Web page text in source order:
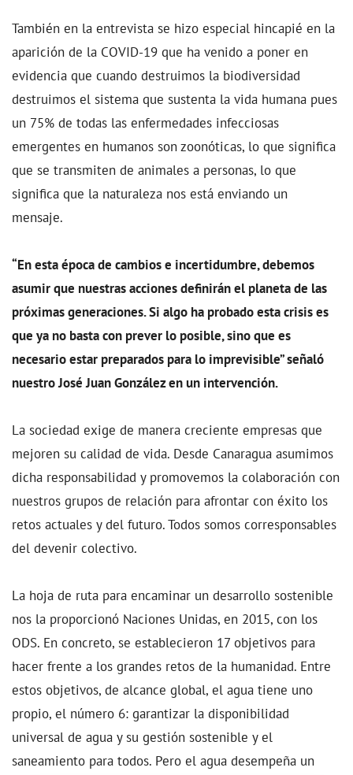
También en la entrevista se hizo especial hincapié en la
aparición de la COVID-19 que ha venido a poner en
evidencia que cuando destruimos la biodiversidad
destruimos el sistema que sustenta la vida humana pues
un 75% de todas las enfermedades infecciosas
emergentes en humanos son zoonóticas, lo que significa
que se transmiten de animales a personas, lo que
significa que la naturaleza nos está enviando un
mensaje.
“En esta época de cambios e incertidumbre, debemos
asumir que nuestras acciones definirán el planeta de las
próximas generaciones. Si algo ha probado esta crisis es
que ya no basta con prever lo posible, sino que es
necesario estar preparados para lo imprevisible” señaló
nuestro José Juan González en un intervención.
La sociedad exige de manera creciente empresas que
mejoren su calidad de vida. Desde Canaragua asumimos
dicha responsabilidad y promovemos la colaboración con
nuestros grupos de relación para afrontar con éxito los
retos actuales y del futuro. Todos somos corresponsables
del devenir colectivo.
La hoja de ruta para encaminar un desarrollo sostenible
nos la proporcionó Naciones Unidas, en 2015, con los
ODS. En concreto, se establecieron 17 objetivos para
hacer frente a los grandes retos de la humanidad. Entre
estos objetivos, de alcance global, el agua tiene uno
propio, el número 6: garantizar la disponibilidad
universal de agua y su gestión sostenible y el
saneamiento para todos. Pero el agua desempeña un